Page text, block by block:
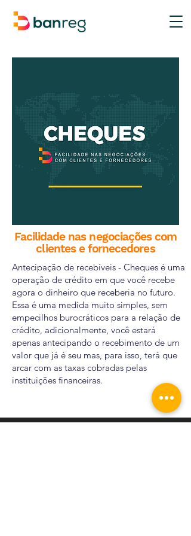
Facilidade nas negociações com
clientes e fornecedores
Antecipação de recebíveis - Cheques é uma
operação de crédito em que você recebe
agora o dinheiro que receberia no futuro.
Essa é uma medida muito simples, sem
empecilhos burocráticos para a relação de
crédito, adicionalmente, você estará
apenas antecipando o recebimento de um
valor que já é seu mas, para isso, terá que
arcar com as taxas cobradas pelas
instituições financeiras.